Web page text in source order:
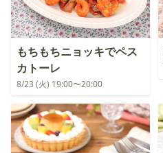
もちもちニョッキでペス
カトーレ
8/23 (火) 19:00〜20:00